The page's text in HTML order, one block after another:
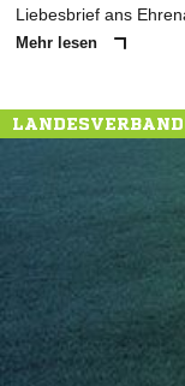
Liebesbrief ans
Mehr lesen
LANDESVERBAND